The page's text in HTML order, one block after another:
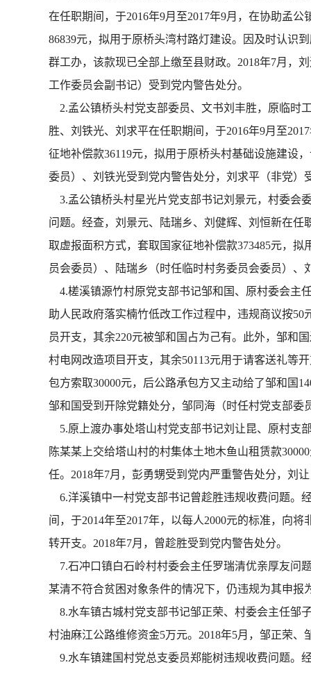
在任职期间，于2016年9月至2017年9月，在协助孟
86839元，拟用于原桥头湾村路灯建设。因及时认识
群工办，该款现已全部上缴至县财政。2018年7月，
工作委员会副书记）受到党内警告处分。
2.孟公镇桥头村党支部委员、文书刘丰胜，原临时
胜、刘铁光、刘求平在任职期间，于2016年9月至
征地补偿款36119元，拟用于原桥头村基础设施建设
委员）、刘铁光受到党内警告处分，刘求平（非党）
3.孟公镇桥头村星光片党支部书记刘景元，村委会
问题。经查，刘景元、陆瑞乡、刘健辉、刘恒新在任
取虚报面积方式，套取国家征地补偿款373485元，
员会委员）、陆瑞乡（时任临时村务委员会委员）
4.槎溪镇源竹村原党支部书记邹和国、原村委会主
助人民政府落实楠竹低改工作过程中，违规商议按
员开支，其余220元被邹和国占为己有。此外，邹和
村电网改造项目开支，其余50113元用于请客送礼等
包方索取30000元，后公路承包方又主动给了邹和国
邹和国受到开除党籍处分，邹同海（时任村党支部委
5.原上渡办事处塔山村党支部书记刘让昆、原村支
陈某某上交给塔山村的村集体土地木鱼山租赁款
任。2018年7月，彭勇甥受到党内严重警告处分，刘
6.洋溪镇中一村党支部书记曾趁胜违规收费问题。
间，于2014年至2017年，以每人2000元的标准，向
转开支。2018年7月，曾趁胜受到党内警告处分。
7.石冲口镇白石岭村村委会主任罗瑞清优亲厚友问
某清不符合贫困对象条件的情况下，仍违规为其申
8.水车镇古城村党支部书记邹正荣、村委会主任邹
村油麻江公路维修资金5万元。2018年5月，邹正荣、
9.水车镇建国村党总支委员郑能树违规收费问题。